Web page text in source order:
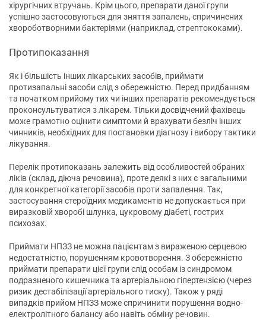
хірургічних втручань. Крім цього, препарати даної групи
успішно застосовуються для зняття запалень, спричинених
хвороботворними бактеріями (наприклад, стрептококами).
Протипоказання
Як і більшість інших лікарських засобів, приймати
протизапальні засоби слід з обережністю. Перед придбанням
та початком прийому тих чи інших препаратів рекомендується
проконсультуватися з лікарем. Тільки досвідчений фахівець
може грамотно оцінити симптоми й врахувати безліч інших
чинників, необхідних для постановки діагнозу і вибору тактики
лікування.
Перелік протипоказань залежить від особливостей обраних
ліків (склад, діюча речовина), проте деякі з них є загальними
для конкретної категорії засобів проти запалення. Так,
застосування стероїдних медикаментів не допускається при
виразковій хворобі шлунка, цукровому діабеті, гострих
психозах.
Приймати НПЗЗ не можна пацієнтам з вираженою серцевою
недостатністю, порушенням кровотворення. З обережністю
приймати препарати цієї групи слід особам із синдромом
подразненого кишечника та артеріальною гіпертензією (через
ризик дестабілізації артеріального тиску). Також у ряді
випадків прийом НПЗЗ може спричинити порушення водно-
електролітного балансу або навіть обміну речовин.